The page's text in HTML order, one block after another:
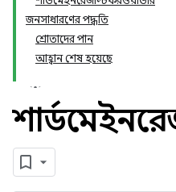
জনসাধারণের পদ্ধতি
শ্রোতাদের পান
আহ্বান শেষ হয়েছে